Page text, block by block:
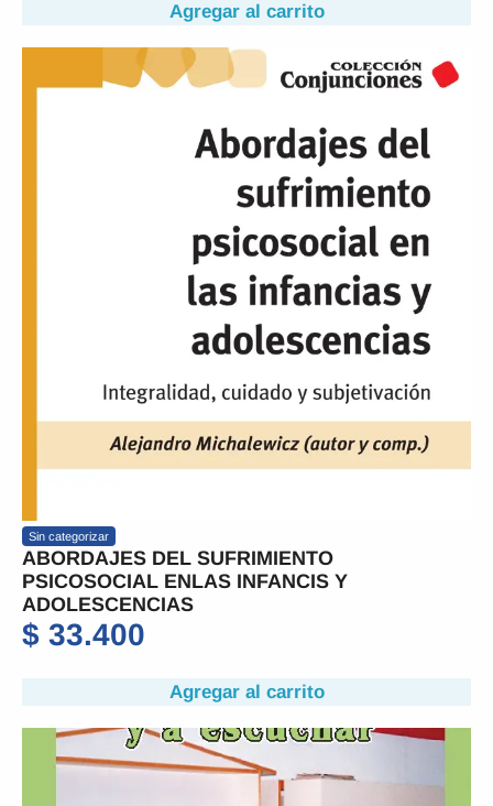
Agregar al carrito
Sin categorizar
ABORDAJES DEL SUFRIMIENTO
PSICOSOCIAL ENLAS INFANCIS Y
ADOLESCENCIAS
$ 33.400
Agregar al carrito